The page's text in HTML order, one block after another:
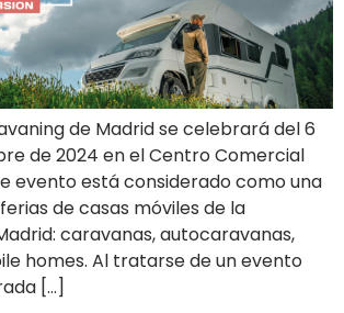
de Madrid se celebrará del 6
de 2024 en el Centro Comercial
evento está considerado como una
de casas móviles de la
caravanas, autocaravanas,
homes. Al tratarse de un evento
[…]